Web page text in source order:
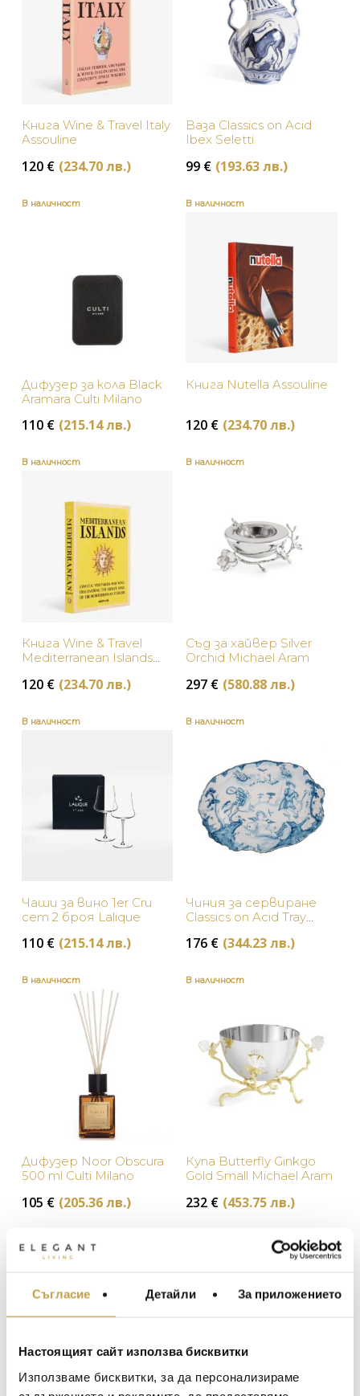
Съгласие Детайли За приложението
Настоящият сайт използва бисквитки
Използваме бисквитки, за да персонализираме
Червено
Черно
Книга Wine & Travel Italy
Assouline
120 € (234.70 лв.)
Ваза Classics on Acid
Ibex Seletti
99 € (193.63 лв.)
В наличност
Дифузер за кола Black
Aramara Culti Milano
110 € (215.14 лв.)
В наличност
Книга Nutella Assouline
120 € (234.70 лв.)
В наличност
Книга Wine & Travel
Mediterranean Islands
120 € (234.70 лв.)
В наличност
Съд за хайвер Silver
Orchid Michael Aram
297 € (580.88 лв.)
В наличност
Чаши за вино 1er Cru
сет 2 броя Lalique
110 € (215.14 лв.)
В наличност
Чиния за сервиране
Classics on Acid Tray
176 € (344.23 лв.)
В наличност
Дифузер Noor Obscura
500 ml Culti Milano
105 € (205.36 лв.)
В наличност
Купа Butterfly Ginkgo
Gold Small Michael Aram
232 € (453.75 лв.)
МЕБЕЛИ ЗА ДОМА И
BACCARAT